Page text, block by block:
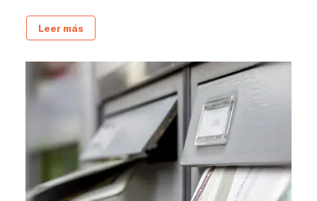
Leer más